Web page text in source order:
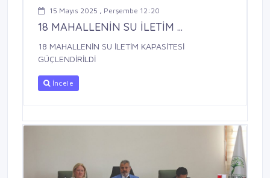
15 Mayıs 2025 , Perşembe 12:20
18 MAHALLENİN SU İLETİM ...
18 MAHALLENİN SU İLETİM KAPASİTESİ
GÜÇLENDİRİLDİ
İncele